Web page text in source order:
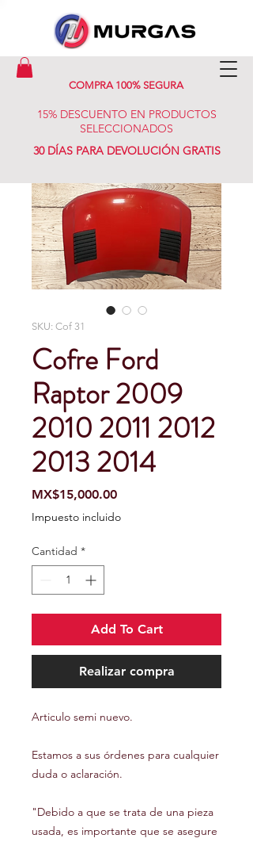
COMPRA 100% SEGURA
15% DESCUENTO EN PRODUCTOS
SELECCIONADOS
30 DÍAS PARA DEVOLUCIÓN GRATIS
SKU: Cof 31
Cofre Ford
Raptor 2009
2010 2011 2012
2013 2014
MX$15,000.00Precio
Impuesto incluido
Cantidad *
Add To Cart
Realizar compra
Articulo semi nuevo.
Estamos a sus órdenes para cualquier
duda o aclaración.
"Debido a que se trata de una pieza
usada, es importante que se asegure